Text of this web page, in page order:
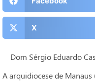
X
Dom Sérgio Eduardo
A arquidiocese de